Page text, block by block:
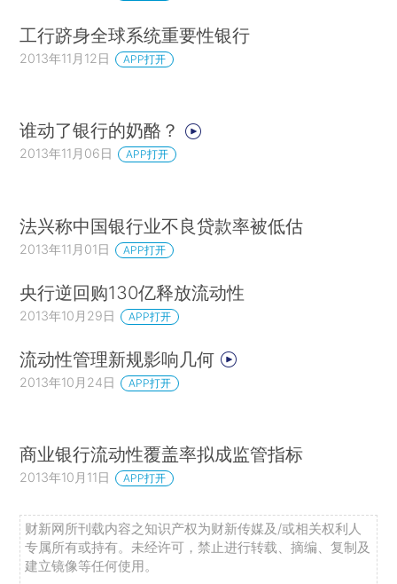
工行跻身全球系统重要性银行
2013年11月12日 APP打开
谁动了银行的奶酪？
2013年11月06日 APP打开
法兴称中国银行业不良贷款率被低估
2013年11月01日 APP打开
央行逆回购130亿释放流动性
2013年10月29日 APP打开
流动性管理新规影响几何
2013年10月24日 APP打开
商业银行流动性覆盖率拟成监管指标
2013年10月11日 APP打开
财新网所刊载内容之知识产权为财新传媒及/或相关权利人
专属所有或持有。未经许可，禁止进行转载、摘编、复制及
建立镜像等任何使用。